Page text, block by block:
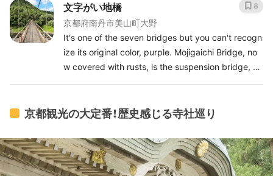
文字がい地橋
京都府南丹市美山町大野
It's one of the seven bridges but you can't recogn
ize its original color, purple. Mojigaichi Bridge, no
w covered with rusts, is the suspension bridge, m
agile.
8
京都観光の大定番！歴史感じる寺社巡り